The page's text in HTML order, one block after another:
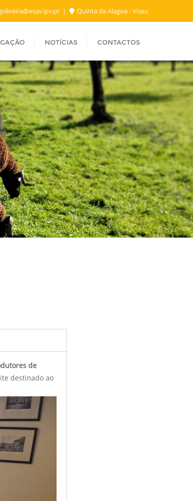
joliveira@esav.ipv.pt Quinta da Alagoa - Viseu
NOTÍCIAS CONTACTOS
de
destinado ao